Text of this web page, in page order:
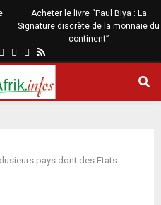
Acheter le livre “Paul Biya : La
Signature discrète de la monnaie du
continent”
pays dont des Etats